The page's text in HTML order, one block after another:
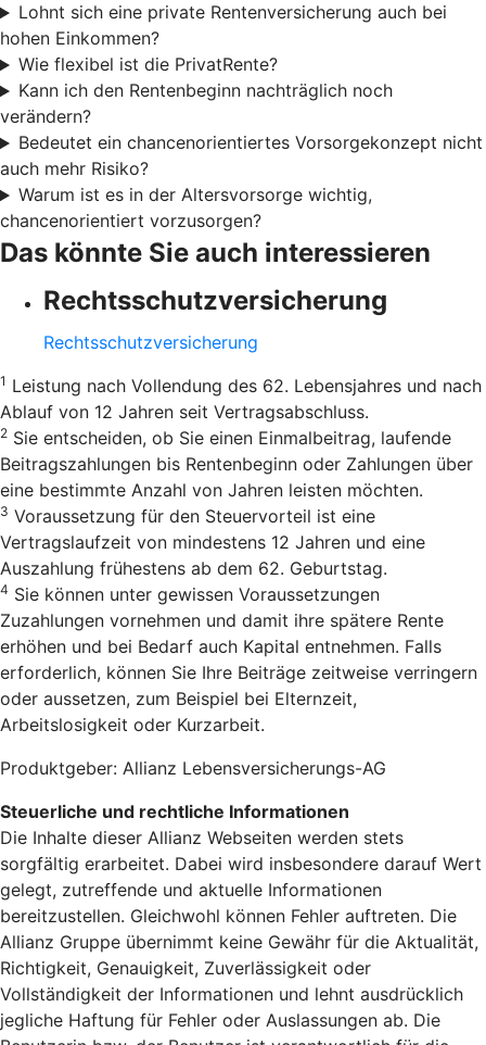
Lohnt sich eine private Rentenversicherung auch bei
hohen Einkommen?
Wie flexibel ist die PrivatRente?
Kann ich den Rentenbeginn nachträglich noch
verändern?
Bedeutet ein chancenorientiertes Vorsorgekonzept nicht
auch mehr Risiko?
Warum ist es in der Altersvorsorge wichtig,
chancenorientiert vorzusorgen?
Das könnte Sie auch interessieren
Rechtsschutzversicherung
Rechtsschutzversicherung
1 Leistung nach Vollendung des 62. Lebensjahres und nach
Ablauf von 12 Jahren seit Vertragsabschluss.
2 Sie entscheiden, ob Sie einen Einmalbeitrag, laufende
Beitragszahlungen bis Rentenbeginn oder Zahlungen über
eine bestimmte Anzahl von Jahren leisten möchten.
3 Voraussetzung für den Steuervorteil ist eine
Vertragslaufzeit von mindestens 12 Jahren und eine
Auszahlung frühestens ab dem 62. Geburtstag.
4 Sie können unter gewissen Voraussetzungen
Zuzahlungen vornehmen und damit ihre spätere Rente
erhöhen und bei Bedarf auch Kapital entnehmen. Falls
erforderlich, können Sie Ihre Beiträge zeitweise verringern
oder aussetzen, zum Beispiel bei Elternzeit,
Arbeitslosigkeit oder Kurzarbeit.
Produktgeber: Allianz Lebensversicherungs-AG
Steuerliche und rechtliche Informationen
Die Inhalte dieser Allianz Webseiten werden stets
sorgfältig erarbeitet. Dabei wird insbesondere darauf Wert
gelegt, zutreffende und aktuelle Informationen
bereitzustellen. Gleichwohl können Fehler auftreten. Die
Allianz Gruppe übernimmt keine Gewähr für die Aktualität,
Richtigkeit, Genauigkeit, Zuverlässigkeit oder
Vollständigkeit der Informationen und lehnt ausdrücklich
jegliche Haftung für Fehler oder Auslassungen ab. Die